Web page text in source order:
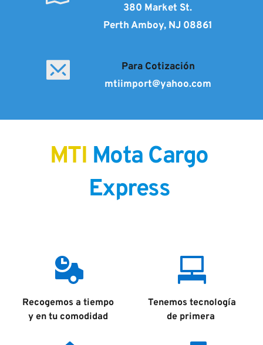
380 Market St.
Perth Amboy, NJ 08861
Para Cotización
mtiimport@yahoo.com
MTI Mota Cargo
Express
Recogemos a tiempo
y en tu comodidad
Tenemos tecnología
de primera